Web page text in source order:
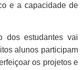
e a capacidade de
dos estudantes vai
alunos participam
os projetos e